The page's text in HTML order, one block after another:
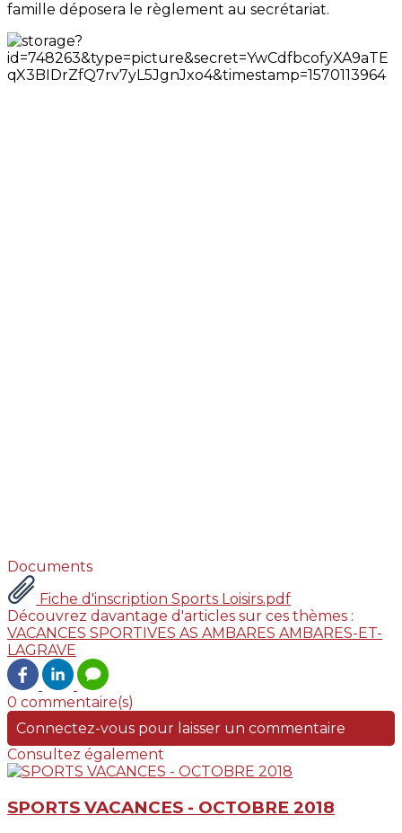
famille déposera le règlement au secrétariat.
Documents
Fiche d'inscription Sports Loisirs.pdf
Découvrez davantage d'articles sur ces thèmes :
VACANCES SPORTIVES AS AMBARES AMBARES-ET-
LAGRAVE
0 commentaire(s)
Connectez-vous pour laisser un commentaire
Consultez également
SPORTS VACANCES - OCTOBRE 2018